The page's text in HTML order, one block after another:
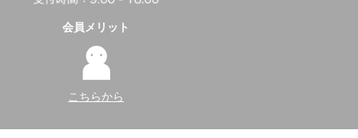
会員メリット
こちらから